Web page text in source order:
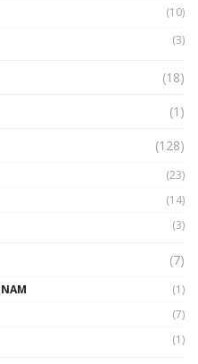
– Trò đùa tỷ đô
(10)
(3)
(18)
(1)
(128)
(23)
(14)
(3)
(7)
(1)
(7)
(1)